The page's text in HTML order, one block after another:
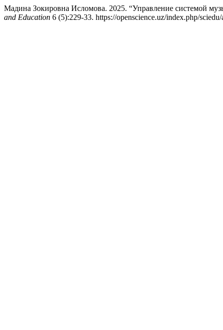
Мадина Зокировна Исломова. 2025. “Управление системой
and Education 6 (5):229-33. https://openscience.uz/index.php/